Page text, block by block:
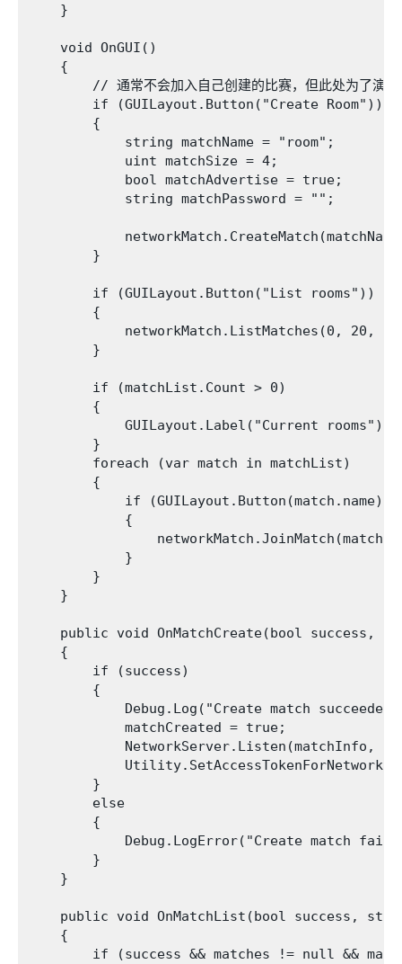
    }
    void OnGUI()
    {
// 通常不会加入自己创建的比赛，但此处为了演示
        if (GUILayout.Button("Create Room"))
        {
            string matchName = "room";
            uint matchSize = 4;
            bool matchAdvertise = true;
            string matchPassword = "";
        }
        if (GUILayout.Button("List rooms"))
        {
networkMatch.ListMatches(0, 20,
        }
        if (matchList.Count > 0)
        {
            GUILayout.Label("Current rooms");
        }
        foreach (var match in matchList)
        {
            if (GUILayout.Button(match.name))
            {
            }
        }
    }
public void OnMatchCreate(bool success,
    {
        if (success)
        {
Debug.Log("Create match
            matchCreated = true;
NetworkServer.Listen(matchInfo,
        }
        else
        {
Debug.LogError("Create match
        }
    }
public void OnMatchList(bool success,
    {
if (success && matches != null &&